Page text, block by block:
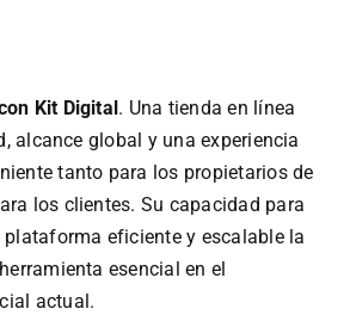
Kit Digital. Una tienda en línea
alcance global y una experiencia
tanto para los propietarios de
los clientes. Su capacidad para
eficiente y escalable la
esencial en el
actual.